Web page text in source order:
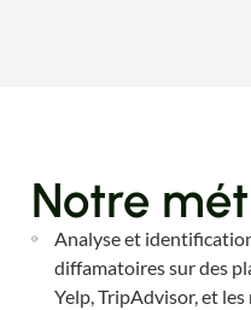
Notre
Analyse et
diffamatoires sur des
Yelp, TripAdvisor, et